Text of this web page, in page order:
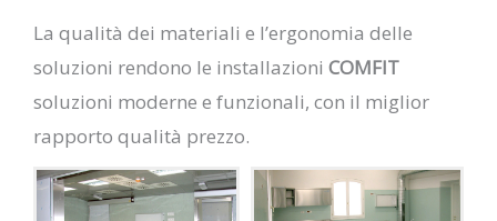
La qualità dei materiali e l’ergonomia delle
soluzioni rendono le installazioni COMFIT
soluzioni moderne e funzionali, con il miglior
rapporto qualità prezzo.